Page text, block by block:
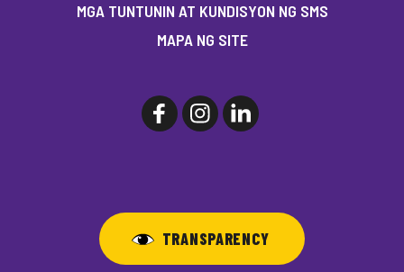
MGA TUNTUNIN AT KUNDISYON NG SMS
MAPA NG SITE
TRANSPARENCY